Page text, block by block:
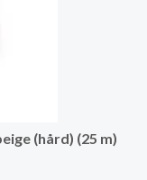
(hård) (25 m)